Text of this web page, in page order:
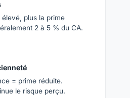
élevé, plus la prime
2 à 5 % du CA.
= prime réduite.
le risque perçu.